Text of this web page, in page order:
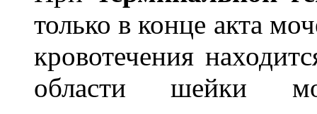
только в конце акта
кровотечения
области шейки